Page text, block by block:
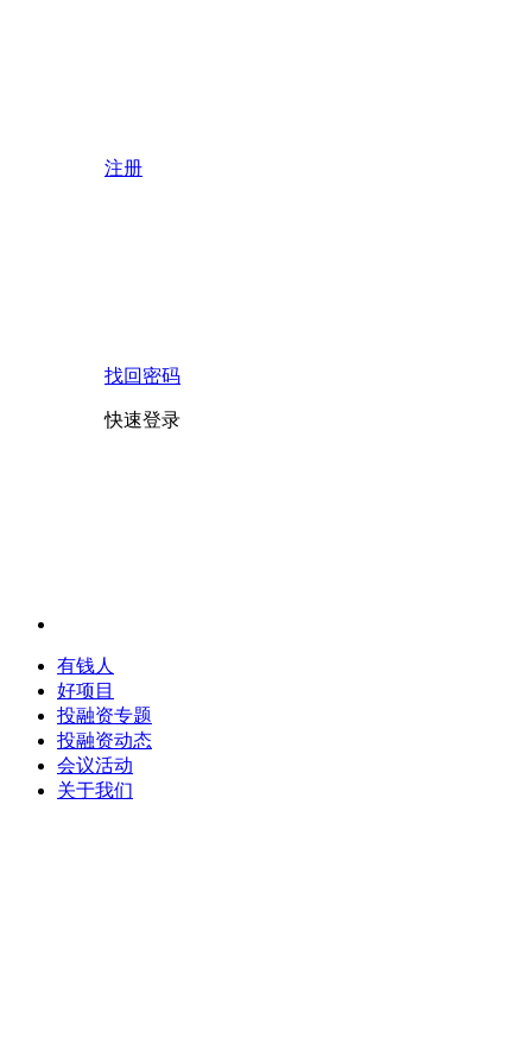
注册
找回密码
快速登录
有钱人
好项目
投融资专题
投融资动态
会议活动
关于我们